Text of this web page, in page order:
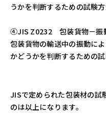
うかを判断するための試験方
➃JIS Z0232 包装貨物－振
包装貨物の輸送中の振動に
かどうかを判断するための試
JISで定められた包装材の試
のは以上になります。